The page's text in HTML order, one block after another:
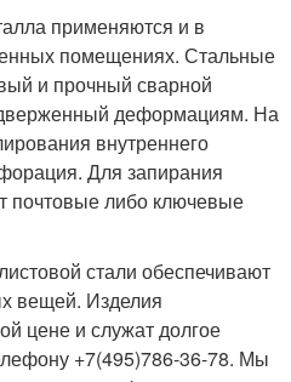
применяются и в
помещениях. Стальные
и прочный сварной
деформациям. На
внутреннего
Для запирания
почтовые либо ключевые
стали обеспечивают
вещей. Изделия
цене и служат долгое
+7(495)786-36-78. Мы